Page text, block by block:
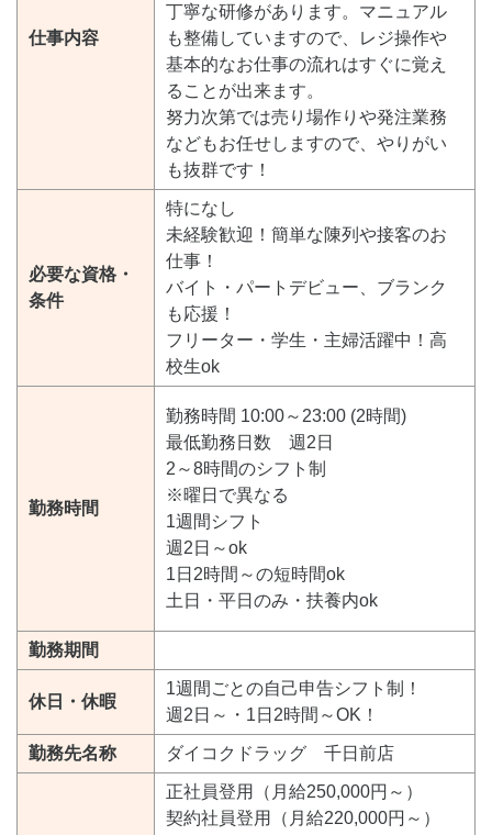
仕事内容
丁寧な研修があります。マニュアル
も整備していますので、レジ操作や
基本的なお仕事の流れはすぐに覚え
ることが出来ます。
努力次第では売り場作りや発注業務
などもお任せしますので、やりがい
も抜群です！
必要な資格・
条件
特になし
未経験歓迎！簡単な陳列や接客のお
仕事！
バイト・パートデビュー、ブランク
も応援！
フリーター・学生・主婦活躍中！高
校生ok
勤務時間
勤務時間 10:00～23:00 (2時間)
最低勤務日数 週2日
2～8時間のシフト制
※曜日で異なる
1週間シフト
週2日～ok
1日2時間～の短時間ok
土日・平日のみ・扶養内ok
勤務期間
休日・休暇
1週間ごとの自己申告シフト制！
週2日～・1日2時間～OK！
勤務先名称 ダイコクドラッグ 千日前店
正社員登用（月給250,000円～）
契約社員登用（月給220,000円～）